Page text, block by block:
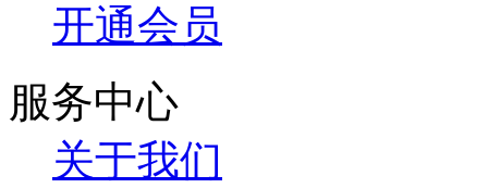
开通会员
服务中心
关于我们